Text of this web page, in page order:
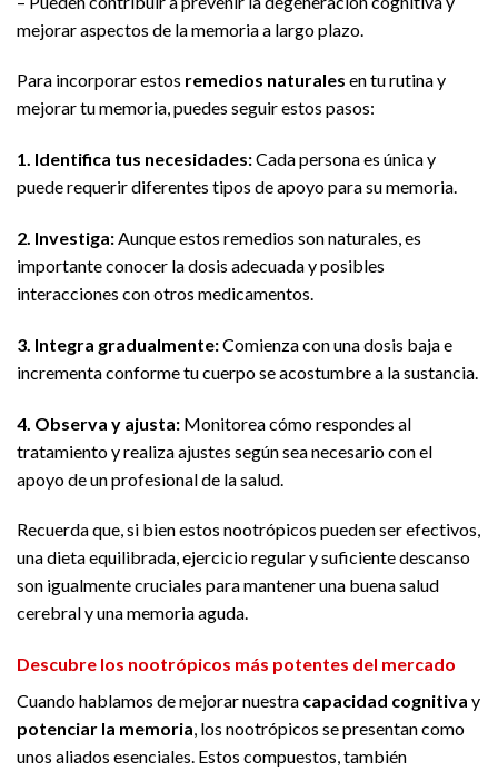
mejorar aspectos de la memoria a largo plazo.
Para incorporar estos remedios naturales en tu rutina y
mejorar tu memoria, puedes seguir estos pasos:
1. Identifica tus necesidades:Cada persona es única y
puede requerir diferentes tipos de apoyo para su memoria.
2. Investiga:Aunque estos remedios son naturales, es
importante conocer la dosis adecuada y posibles
interacciones con otros medicamentos.
3. Integra gradualmente:Comienza con una dosis baja e
incrementa conforme tu cuerpo se acostumbre a la sustancia.
4. Observa y ajusta: Monitorea cómo respondes al
tratamiento y realiza ajustes según sea necesario con el
apoyo de un profesional de la salud.
Recuerda que, si bien estos nootrópicos pueden ser efectivos,
una dieta equilibrada, ejercicio regular y suficiente descanso
son igualmente cruciales para mantener una buena salud
cerebral y una memoria aguda.
Descubre los nootrópicos más potentes del mercado
Cuando hablamos de mejorar nuestra capacidad cognitiva y
potenciar la memoria, los nootrópicos se presentan como
unos aliados esenciales. Estos compuestos, también